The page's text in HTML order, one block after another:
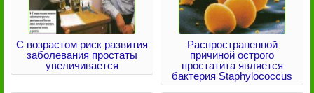
С возрастом риск развития
заболевания простаты
увеличивается
Распространенной
причиной острого
простатита является
бактерия Staphylococcus